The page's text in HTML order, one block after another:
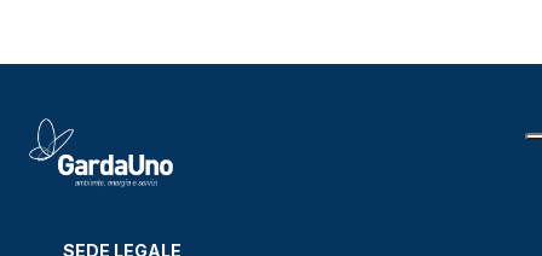
SEDE LEGALE